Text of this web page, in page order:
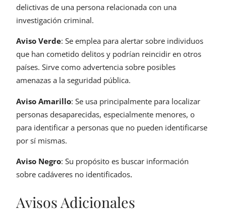
delictivas de una persona relacionada con una
investigación criminal.
Aviso Verde: Se emplea para alertar sobre individuos
que han cometido delitos y podrían reincidir en otros
países. Sirve como advertencia sobre posibles
amenazas a la seguridad pública.
Aviso Amarillo: Se usa principalmente para localizar
personas desaparecidas, especialmente menores, o
para identificar a personas que no pueden identificarse
por sí mismas.
Aviso Negro: Su propósito es buscar información
sobre cadáveres no identificados.
Avisos Adicionales